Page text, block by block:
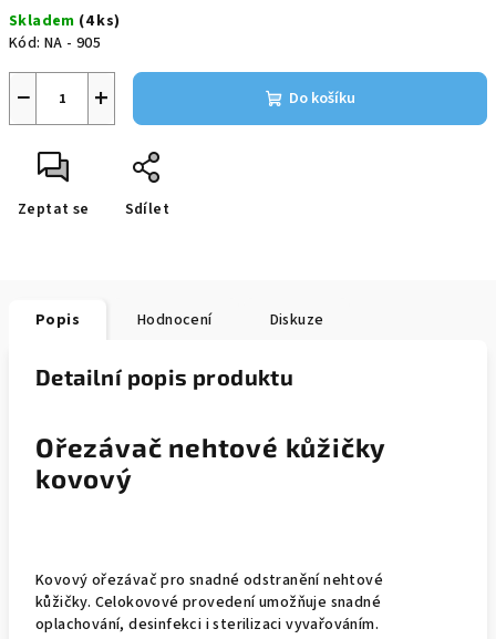
cena:
Skladem (4 ks)
Kód: NA - 905
+
− Do košíku
Zeptat se Sdílet
Popis Hodnocení Diskuze
Detailní popis produktu
Ořezávač nehtové kůžičky
kovový
Kovový ořezávač pro snadné odstranění nehtové
kůžičky. Celokovové provedení umožňuje snadné
oplachování, desinfekci i sterilizaci vyvařováním.